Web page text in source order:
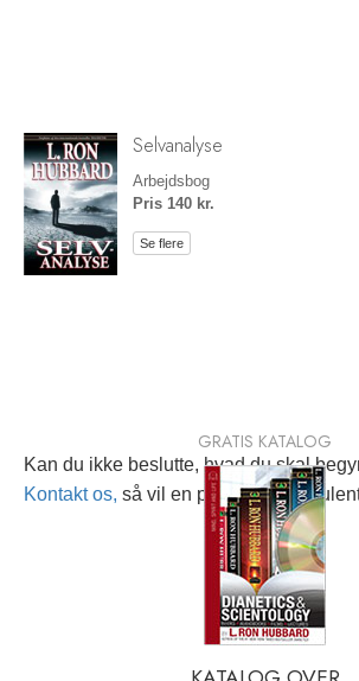
Selvanalyse
Arbejdsbog
Pris 140 kr.
Se flere
Kan du ikke beslutte, hvad du skal
Kontakt os, så vil en personlig
GRATIS KATALOG